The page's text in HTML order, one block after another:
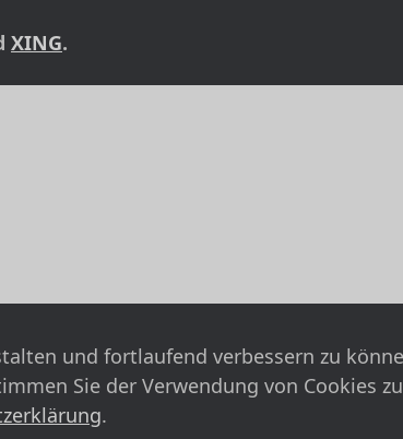
XING.
und fortlaufend verbessern zu
Sie der Verwendung von Cookies
.